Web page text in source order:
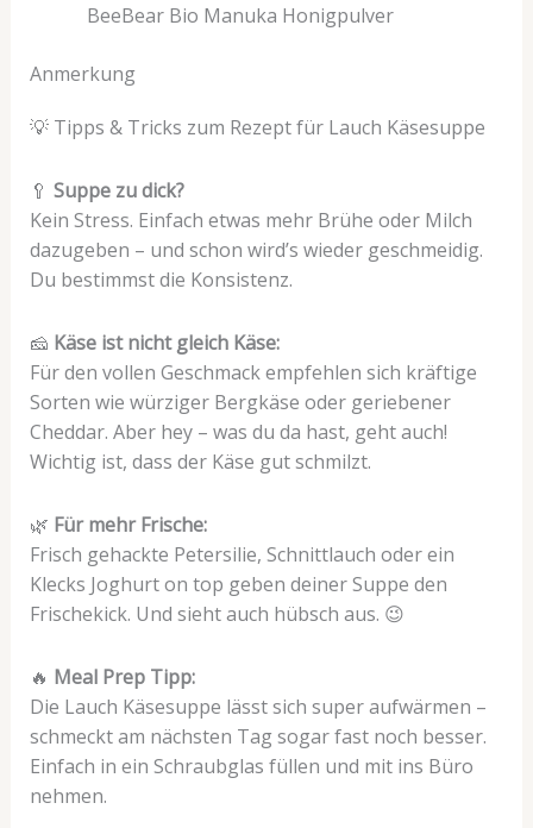
BeeBear Bio Manuka Honigpulver
Anmerkung
💡 Tipps & Tricks zum Rezept für Lauch Käsesuppe
🥄 Suppe zu dick?
Kein Stress. Einfach etwas mehr Brühe oder Milch
dazugeben – und schon wird’s wieder geschmeidig.
Du bestimmst die Konsistenz.
🧀 Käse ist nicht gleich Käse:
Für den vollen Geschmack empfehlen sich kräftige
Sorten wie würziger Bergkäse oder geriebener
Cheddar. Aber hey – was du da hast, geht auch!
Wichtig ist, dass der Käse gut schmilzt.
🌿 Für mehr Frische:
Frisch gehackte Petersilie, Schnittlauch oder ein
Klecks Joghurt on top geben deiner Suppe den
Frischekick. Und sieht auch hübsch aus. 😉
🔥 Meal Prep Tipp:
Die Lauch Käsesuppe lässt sich super aufwärmen –
schmeckt am nächsten Tag sogar fast noch besser.
Einfach in ein Schraubglas füllen und mit ins Büro
nehmen.